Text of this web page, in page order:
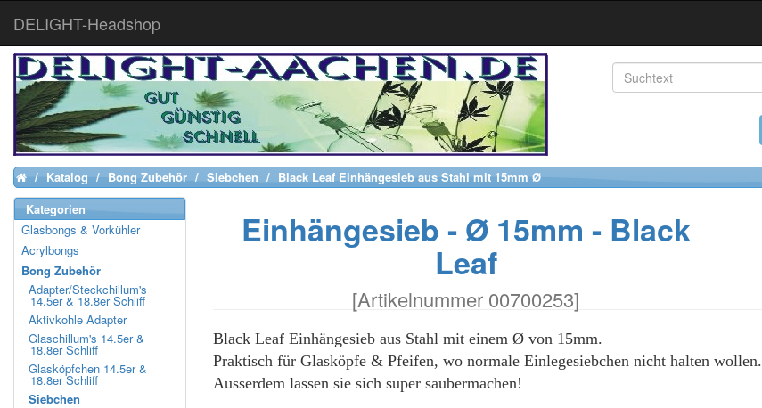
HomeKatalog Bong Zubehör Siebchen Black Leaf Einhängesieb aus Stahl mit 15mm Ø
Einhängesieb - Ø 15mm - Black
Leaf
[Artikelnummer 00700253]
Black Leaf Einhängesieb aus Stahl mit einem Ø von 15mm.
Praktisch für Glasköpfe & Pfeifen, wo normale Einlegesiebchen nicht halten wollen.
Ausserdem lassen sie sich super saubermachen!
Kategorien
Glasbongs & Vorkühler
Acrylbongs
Bong Zubehör
Adapter/Steckchillum's
14.5er & 18.8er Schliff
Aktivkohle Adapter
Glaschillum's 14.5er &
18.8er Schliff
Glasköpfchen 14.5er &
18.8er Schliff
Siebchen
DELIGHT-Headshop